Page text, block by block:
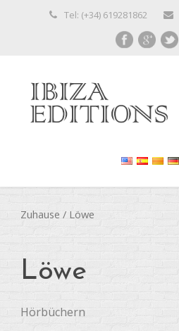
Tel: (+34) 619281862
Zuhause / Löwe
Löwe
Hörbüchern